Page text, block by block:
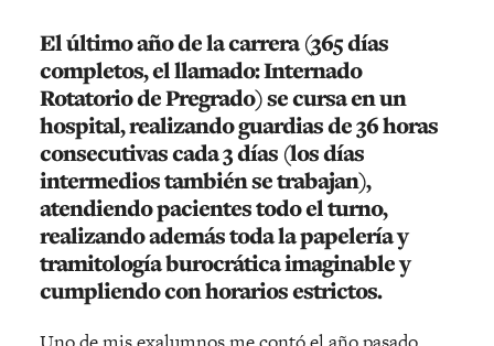
El último año de la carrera (365 días
completos, el llamado:Internado
Rotatorio de Pregrado) se cursa en un
hospital, realizando guardias de 36 horas
consecutivas cada 3 días (los días
intermedios también se trabajan),
atendiendo pacientes todo el turno,
realizando además toda la papelería y
tramitología burocrática imaginable y
cumpliendo con horarios estrictos.